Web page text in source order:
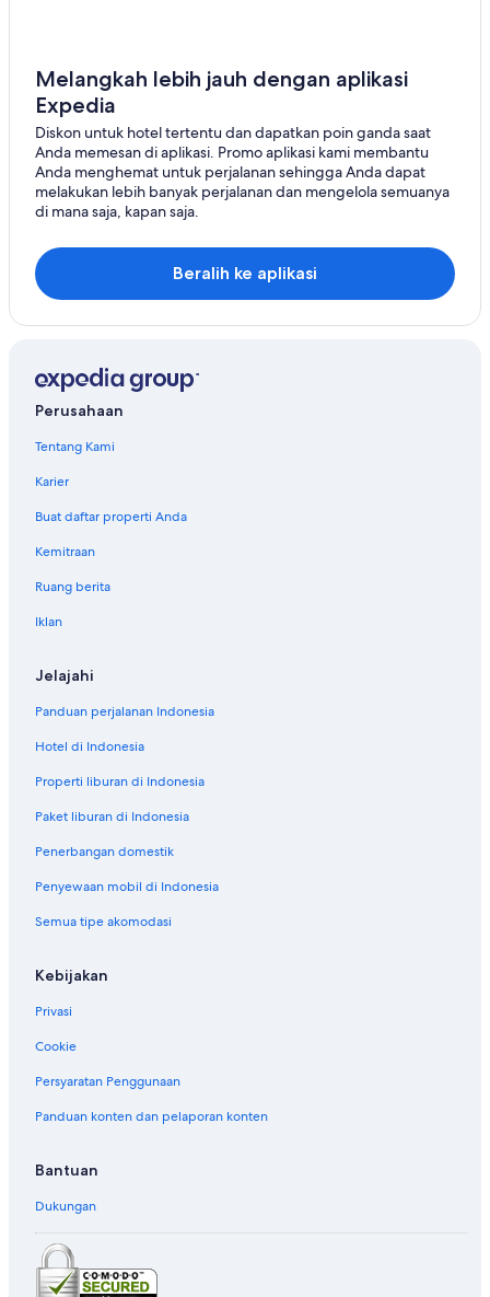
Melangkah lebih jauh dengan aplikasi
Expedia
Diskon untuk hotel tertentu dan dapatkan poin ganda saat
Anda memesan di aplikasi. Promo aplikasi kami membantu
Anda menghemat untuk perjalanan sehingga Anda dapat
melakukan lebih banyak perjalanan dan mengelola semuanya
di mana saja, kapan saja.
Beralih ke aplikasi
Perusahaan
Tentang Kami
Karier
Buat daftar properti Anda
Kemitraan
Ruang berita
Iklan
Jelajahi
Panduan perjalanan Indonesia
Hotel di Indonesia
Properti liburan di Indonesia
Paket liburan di Indonesia
Penerbangan domestik
Penyewaan mobil di Indonesia
Semua tipe akomodasi
Kebijakan
Privasi
Cookie
Persyaratan Penggunaan
Panduan konten dan pelaporan konten
Bantuan
Dukungan